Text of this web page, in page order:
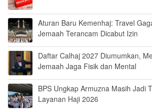
Aturan Baru Kemenhaj: Travel
Jemaah Terancam Dicabut Izin
Daftar Calhaj 2027 Diumumkan,
Jemaah Jaga Fisik dan Mental
BPS Ungkap Armuzna Masih Jadi
Layanan Haji 2026